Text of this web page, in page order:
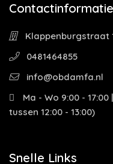
Contactinformatie
Klappenburgstraat
0481464855
info@obdamfa.nl
Ma - Wo 9:00 -
tussen 12:00 - 13:00)
Snelle Links